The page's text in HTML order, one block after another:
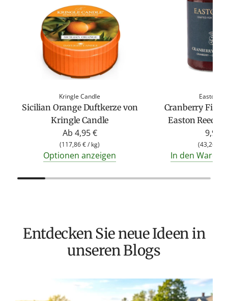
Kringle Candle
Sicilian Orange Duftkerze von
Kringle Candle
Ab 4,95 €
(117,86 €/ kg)
Optionen anzeigen
Easton
Cranberry Fine
Easton Reed
9,95 €
(43,26 €
In den
Entdecken Sie neue Ideen in
unseren Blogs